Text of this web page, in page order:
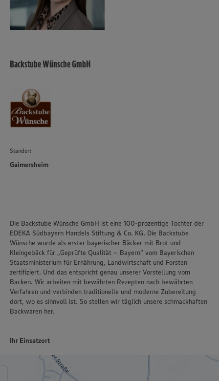
Backstube Wünsche GmbH
Standort
Gaimersheim
Die Backstube Wünsche GmbH ist eine 100-prozentige Tochter der
EDEKA Südbayern Handels Stiftung & Co. KG. Die Backstube
Wünsche wurde als erster bayerischer Bäcker mit Brot und
Kleingebäck für „Geprüfte Qualität – Bayern“ vom Bayerischen
Staatsministerium für Ernährung, Landwirtschaft und Forsten
zertifiziert. Und das entspricht genau unserer Vorstellung vom
Backen. Wir arbeiten mit bewährten Rezepten nach bewährten
Verfahren und verbinden traditionelle und moderne Zubereitung
dort, wo es sinnvoll ist. So stellen wir täglich unsere schmackhaften
Backwaren her.
Ihr Einsatzort